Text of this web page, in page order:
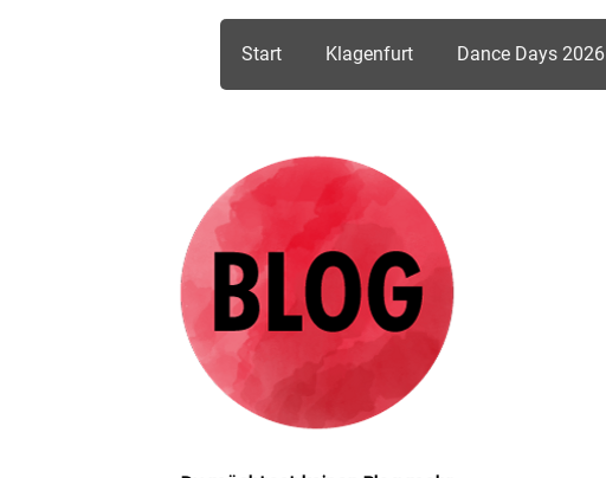
Start Klagenfurt Dance Days 2026